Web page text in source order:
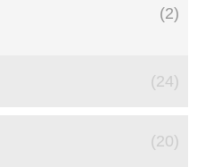
(2)
(24)
(20)